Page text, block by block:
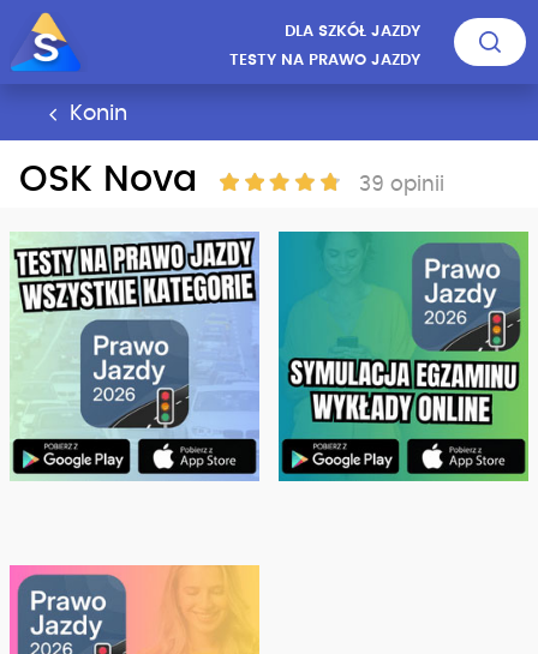
DLA SZKÓŁ JAZDY
TESTY NA PRAWO JAZDY
Konin
OSK Nova 39 opinii